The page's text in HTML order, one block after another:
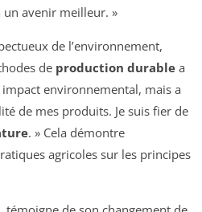
avenir meilleur. »
de l’environnement,
de production durable a
environnemental, mais a
de mes produits. Je suis fier de
. » Cela démontre
agricoles sur les principes